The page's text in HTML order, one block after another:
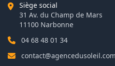
Siège social
31 Av. du Champ de Mars
11100 Narbonne
04 68 48 01 34
contact@agencedusoleil.com